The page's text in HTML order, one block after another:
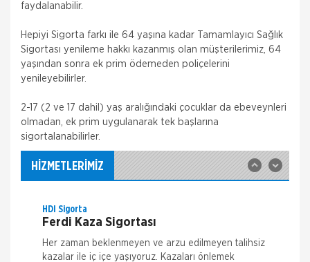
faydalanabilir.
Hepiyi Sigorta farkı ile 64 yaşına kadar Tamamlayıcı Sağlık
Sigortası yenileme hakkı kazanmış olan müşterilerimiz, 64
yaşından sonra ek prim ödemeden poliçelerini
yenileyebilirler.
2-17 (2 ve 17 dahil) yaş aralığındaki çocuklar da ebeveynleri
olmadan, ek prim uygulanarak tek başlarına
sigortalanabilirler.
HİZMETLERİMİZ
Hepiyi Sigorta
Tamamlayıcı Sağlık Sigortası
Tamamlayıcı Sağlık Sigortası Nedir? Tamamlayıcı
kuruluşlarında muayene, tetkik ve tedavi giderleriniz
için fark ücr
Hepiyi Sigorta
Trafik Sigortası
Trafik Sigortası her araç için yapılması zorunlu bir
HDI Sigorta
Ferdi Kaza Sigortası
Her zaman beklenmeyen ve arzu edilmeyen talihsiz
kazalar ile iç içe yaşıyoruz. Kazaları önlemek